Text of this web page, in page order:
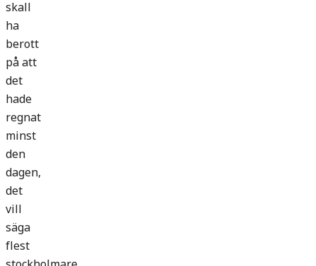
skall
ha
berott
på att
det
hade
regnat
minst
den
dagen,
det
vill
säga
flest